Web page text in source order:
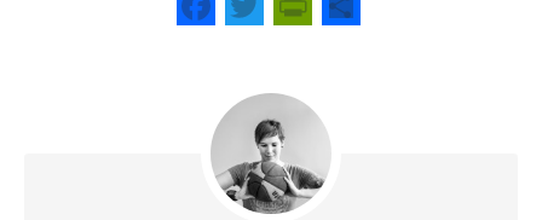
Facebook
Twitter
PrintFriendly
Share